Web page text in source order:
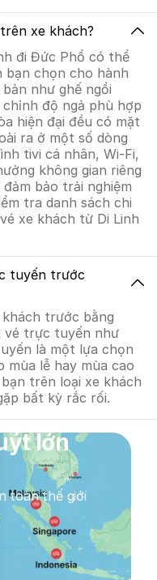
xe khách?
đi Đức Phổ có thể
bạn chọn cho hành
như ghế ngồi
độ ngả phù hợp
hiện đại đều có mặt
ra ở một số dòng
tivi cá nhân, Wi-Fi,
không gian riêng
bảo trải nghiệm
tra danh sách chi
xe khách từ Di Linh
tuyến trước
trước bằng
vé trực tuyến như
là một lựa chọn
mùa lễ hay mùa cao
trên loại xe khách
bất kỳ rắc rối.
lớn
toàn thế giới